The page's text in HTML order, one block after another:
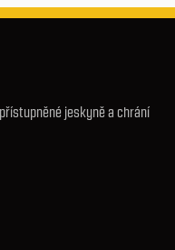
jeskyně a chrání